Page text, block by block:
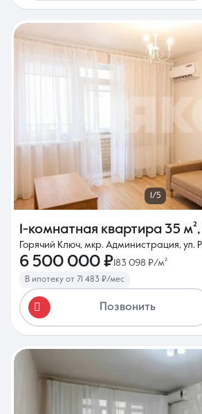
1/5
1-комнатная квартира 35 м²,
Горячий Ключ, мкр. Администрация, ул.
6 500 000 ₽183 098 ₽/м²
В ипотеку от 71 483 ₽/мес
Позвонить